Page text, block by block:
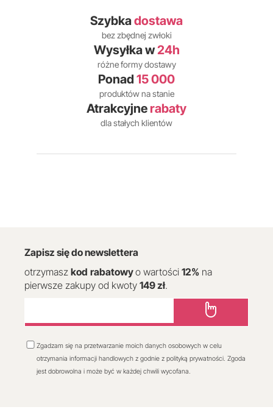
Szybkadostawa
bez zbędnej zwłoki
Wysyłka w24h
różne formy dostawy
Ponad 15 000
produktów na stanie
Atrakcyjne rabaty
dla stałych klientów
Zapisz się do newslettera
otrzymasz kod rabatowyo wartości 12% na
pierwsze zakupy od kwoty 149 zł.
Zgadzam się na przetwarzanie moich danych osobowych w celu
otrzymania informacji handlowych z godnie z polityką prywatności. Zgoda
jest dobrowolna i może być w każdej chwili wycofana.